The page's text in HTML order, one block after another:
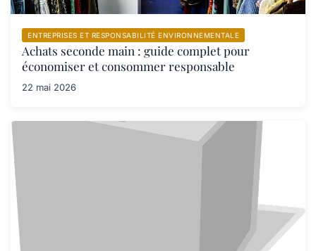
ENTREPRISES ET RESPONSABILITÉ ENVIRONNEMENTALE
Achats seconde main : guide complet pour
économiser et consommer responsable
22 mai 2026